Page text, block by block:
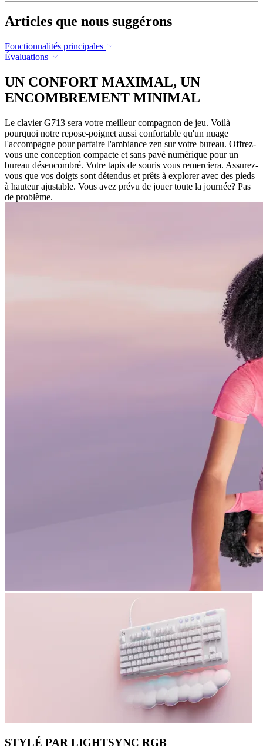
Articles que nous suggérons
Fonctionnalités principales
Évaluations
UN CONFORT MAXIMAL, UN
ENCOMBREMENT MINIMAL
Le clavier G713 sera votre meilleur compagnon de jeu. Voilà
pourquoi notre repose-poignet aussi confortable qu'un nuage
l'accompagne pour parfaire l'ambiance zen sur votre bureau. Offrez-
vous une conception compacte et sans pavé numérique pour un
bureau désencombré. Votre tapis de souris vous remerciera. Assurez-
vous que vos doigts sont détendus et prêts à explorer avec des pieds
à hauteur ajustable. Vous avez prévu de jouer toute la journée? Pas
de problème.
STYLÉ PAR LIGHTSYNC RGB